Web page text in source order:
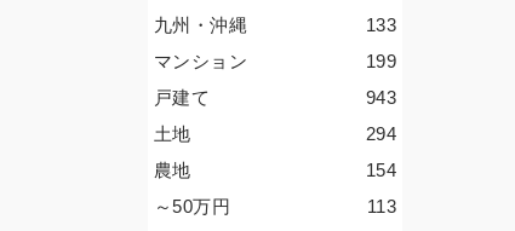
133
九州・沖縄
199
マンション
943
戸建て
294
土地
154
農地
113
～50万円